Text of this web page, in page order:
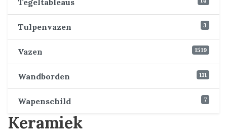
Tegeltableaus
Tulpenvazen 3
Vazen 1519
Wandborden 111
Wapenschild 7
Keramiek